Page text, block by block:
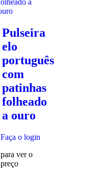
Pulseira
elo
português
com
patinhas
folheado
a ouro
Faça o login
para ver o
preço